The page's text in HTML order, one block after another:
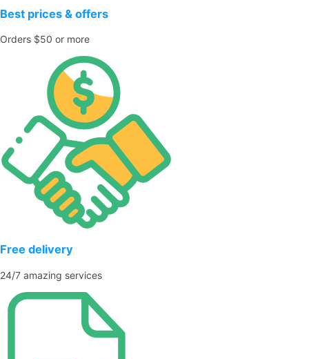
Best prices & offers
Orders $50 or more
Free delivery
24/7 amazing services